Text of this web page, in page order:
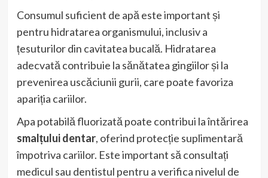
Consumul suficient de apă este important și
pentru hidratarea organismului, inclusiv a
țesuturilor din cavitatea bucală. Hidratarea
adecvată contribuie la sănătatea gingiilor și la
prevenirea uscăciunii gurii, care poate favoriza
apariția cariilor.
Apa potabilă fluorizată poate contribui la întărirea
smalțului dentar, oferind protecție suplimentară
împotriva cariilor. Este important să consultați
medicul sau dentistul pentru a verifica nivelul de